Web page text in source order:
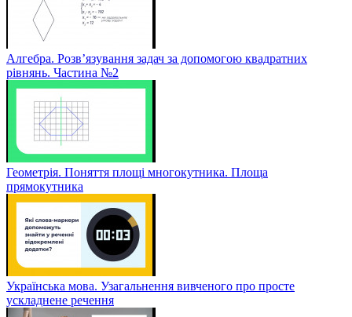
Алгебра. Розв’язування задач за допомогою квадратних
рівнянь. Частина №2
Геометрія. Поняття площі многокутника. Площа
прямокутника
Українська мова. Узагальнення вивченого про просте
ускладнене речення